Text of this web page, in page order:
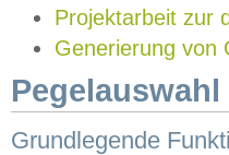
Projektarbeit zur
Generierung von
Grundlegende